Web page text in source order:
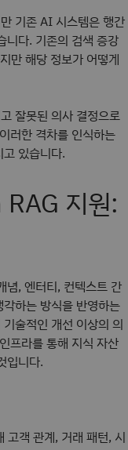
기존 AI 시스템은 행간
니다. 기존의 검색 증강
만 해당 정보가 어떻게
잘못된 의사 결정으로
러한 격차를 인식하는
있습니다.
지원:
념, 엔터티, 컨텍스트 간
하는 방식을 반영하는
술적인 개선 이상의 의
프라를 통해 지식 자산
입니다.
고객 관계, 거래 패턴, 시